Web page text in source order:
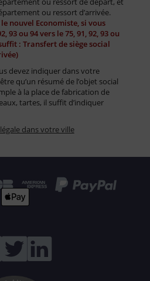
ou ressort d’arrivée.
nouvel Economiste, si vous
93 ou 94 vers le 75, 91, 92, 93 ou
: Transfert de siège social
devez indiquer dans votre
qu’un résumé de l’objet social
à la place de fabrication de
tartes, il suffit d’indiquer
dans votre ville